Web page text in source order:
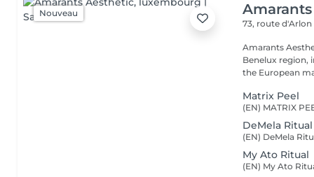
Nouveau
73, route d'Arlon
Amarants
Benelux region,
the European
Matrix Peel
DeMela Ritual
My Ato Ritual